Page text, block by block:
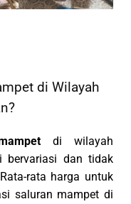
di Wilayah
di wilayah
bervariasi dan tidak
rata harga untuk
saluran mampet di